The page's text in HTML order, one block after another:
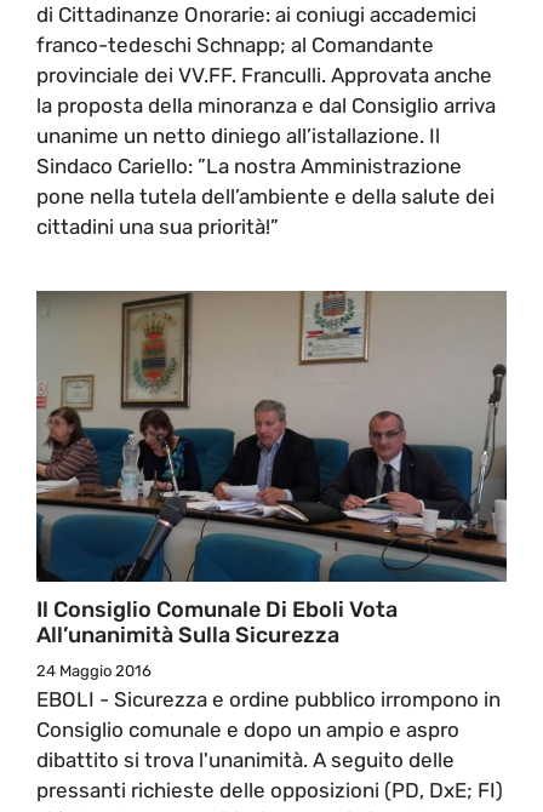
di Cittadinanze Onorarie: ai coniugi accademici
franco-tedeschi Schnapp; al Comandante
provinciale dei VV.FF. Franculli. Approvata anche
la proposta della minoranza e dal Consiglio arriva
unanime un netto diniego all’istallazione. Il
Sindaco Cariello: ”La nostra Amministrazione
pone nella tutela dell’ambiente e della salute dei
cittadini una sua priorità!”
Il Consiglio Comunale Di Eboli Vota
All’unanimità Sulla Sicurezza
24 Maggio 2016
EBOLI - Sicurezza e ordine pubblico irrompono in
Consiglio comunale e dopo un ampio e aspro
dibattito si trova l'unanimità. A seguito delle
pressanti richieste delle opposizioni (PD, DxE; FI)